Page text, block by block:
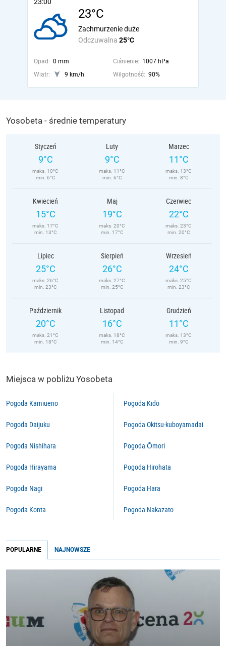
23°C
Odczuwalna 25°C
Zachmurzenie duże
Opad: 0 mm Ciśnienie: 1007 hPa
Wiatr:
9 km/h Wilgotność: 90%
Yosobeta - średnie temperatury
Styczeń
9°C
maks. 10°C
min. 6°C
Luty
9°C
maks. 11°C
min. 6°C
Marzec
11°C
maks. 13°C
min. 8°C
Kwiecień
15°C
maks. 17°C
min. 13°C
Maj
19°C
maks. 20°C
min. 17°C
Czerwiec
22°C
maks. 23°C
min. 20°C
Lipiec
25°C
maks. 26°C
min. 23°C
Sierpień
26°C
maks. 27°C
min. 25°C
Wrzesień
24°C
maks. 25°C
min. 23°C
Październik
20°C
maks. 21°C
min. 18°C
Listopad
16°C
maks. 18°C
min. 14°C
Grudzień
11°C
maks. 13°C
min. 9°C
Miejsca w pobliżu Yosobeta
Pogoda Kamiueno
Pogoda Daijuku
Pogoda Nishihara
Pogoda Hirayama
Pogoda Nagi
Pogoda Konta
Pogoda Kido
Pogoda Okitsu-kuboyamadai
Pogoda Ōmori
Pogoda Hirohata
Pogoda Hara
Pogoda Nakazato
POPULARNE NAJNOWSZE